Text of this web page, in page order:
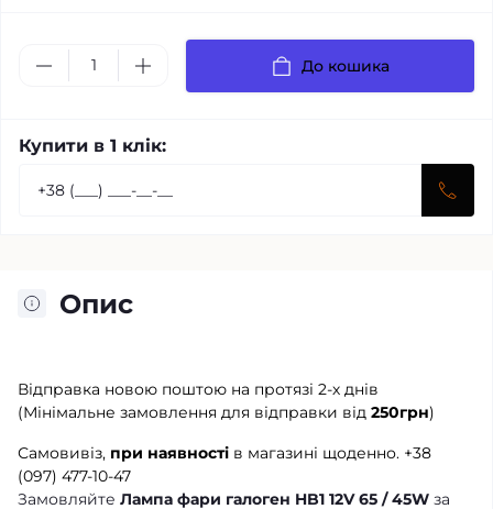
До кошика
Купити в 1 клік:
Опис
Відправка новою поштою на протязі 2-х днів
(Мінімальне замовлення для відправки від 250грн)
Самовивіз, при наявності в магазині щоденно. +38
(097) 477-10-47
Замовляйте Лампа фари галоген HB1 12V 65 / 45W за